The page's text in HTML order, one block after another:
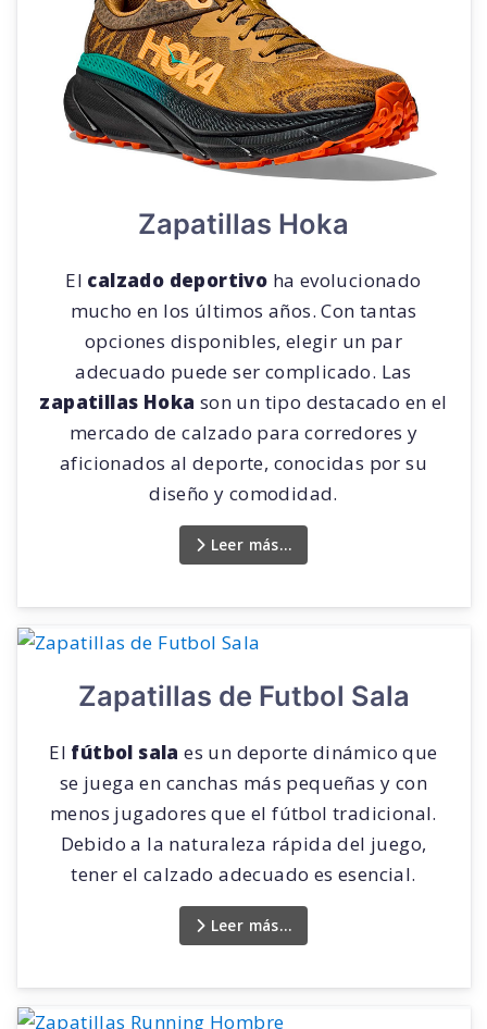
Zapatillas Hoka
El calzado deportivo ha evolucionado
mucho en los últimos años. Con tantas
opciones disponibles, elegir un par
adecuado puede ser complicado. Las
zapatillas Hoka son un tipo destacado en el
mercado de calzado para corredores y
aficionados al deporte, conocidas por su
diseño y comodidad.
Leer más…
Zapatillas de Futbol Sala
El fútbol sala es un deporte dinámico que
se juega en canchas más pequeñas y con
menos jugadores que el fútbol tradicional.
Debido a la naturaleza rápida del juego,
tener el calzado adecuado es esencial.
Leer más…